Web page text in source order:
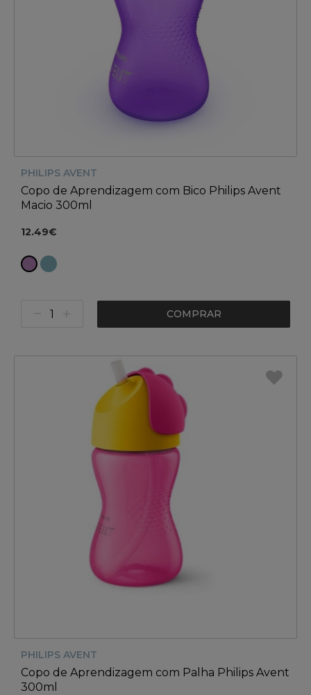
PHILIPS AVENT
Copo de Aprendizagem com Bico Philips Avent
Macio 300ml
12.49€
COMPRAR
PHILIPS AVENT
Copo de Aprendizagem com Palha Philips Avent
300ml